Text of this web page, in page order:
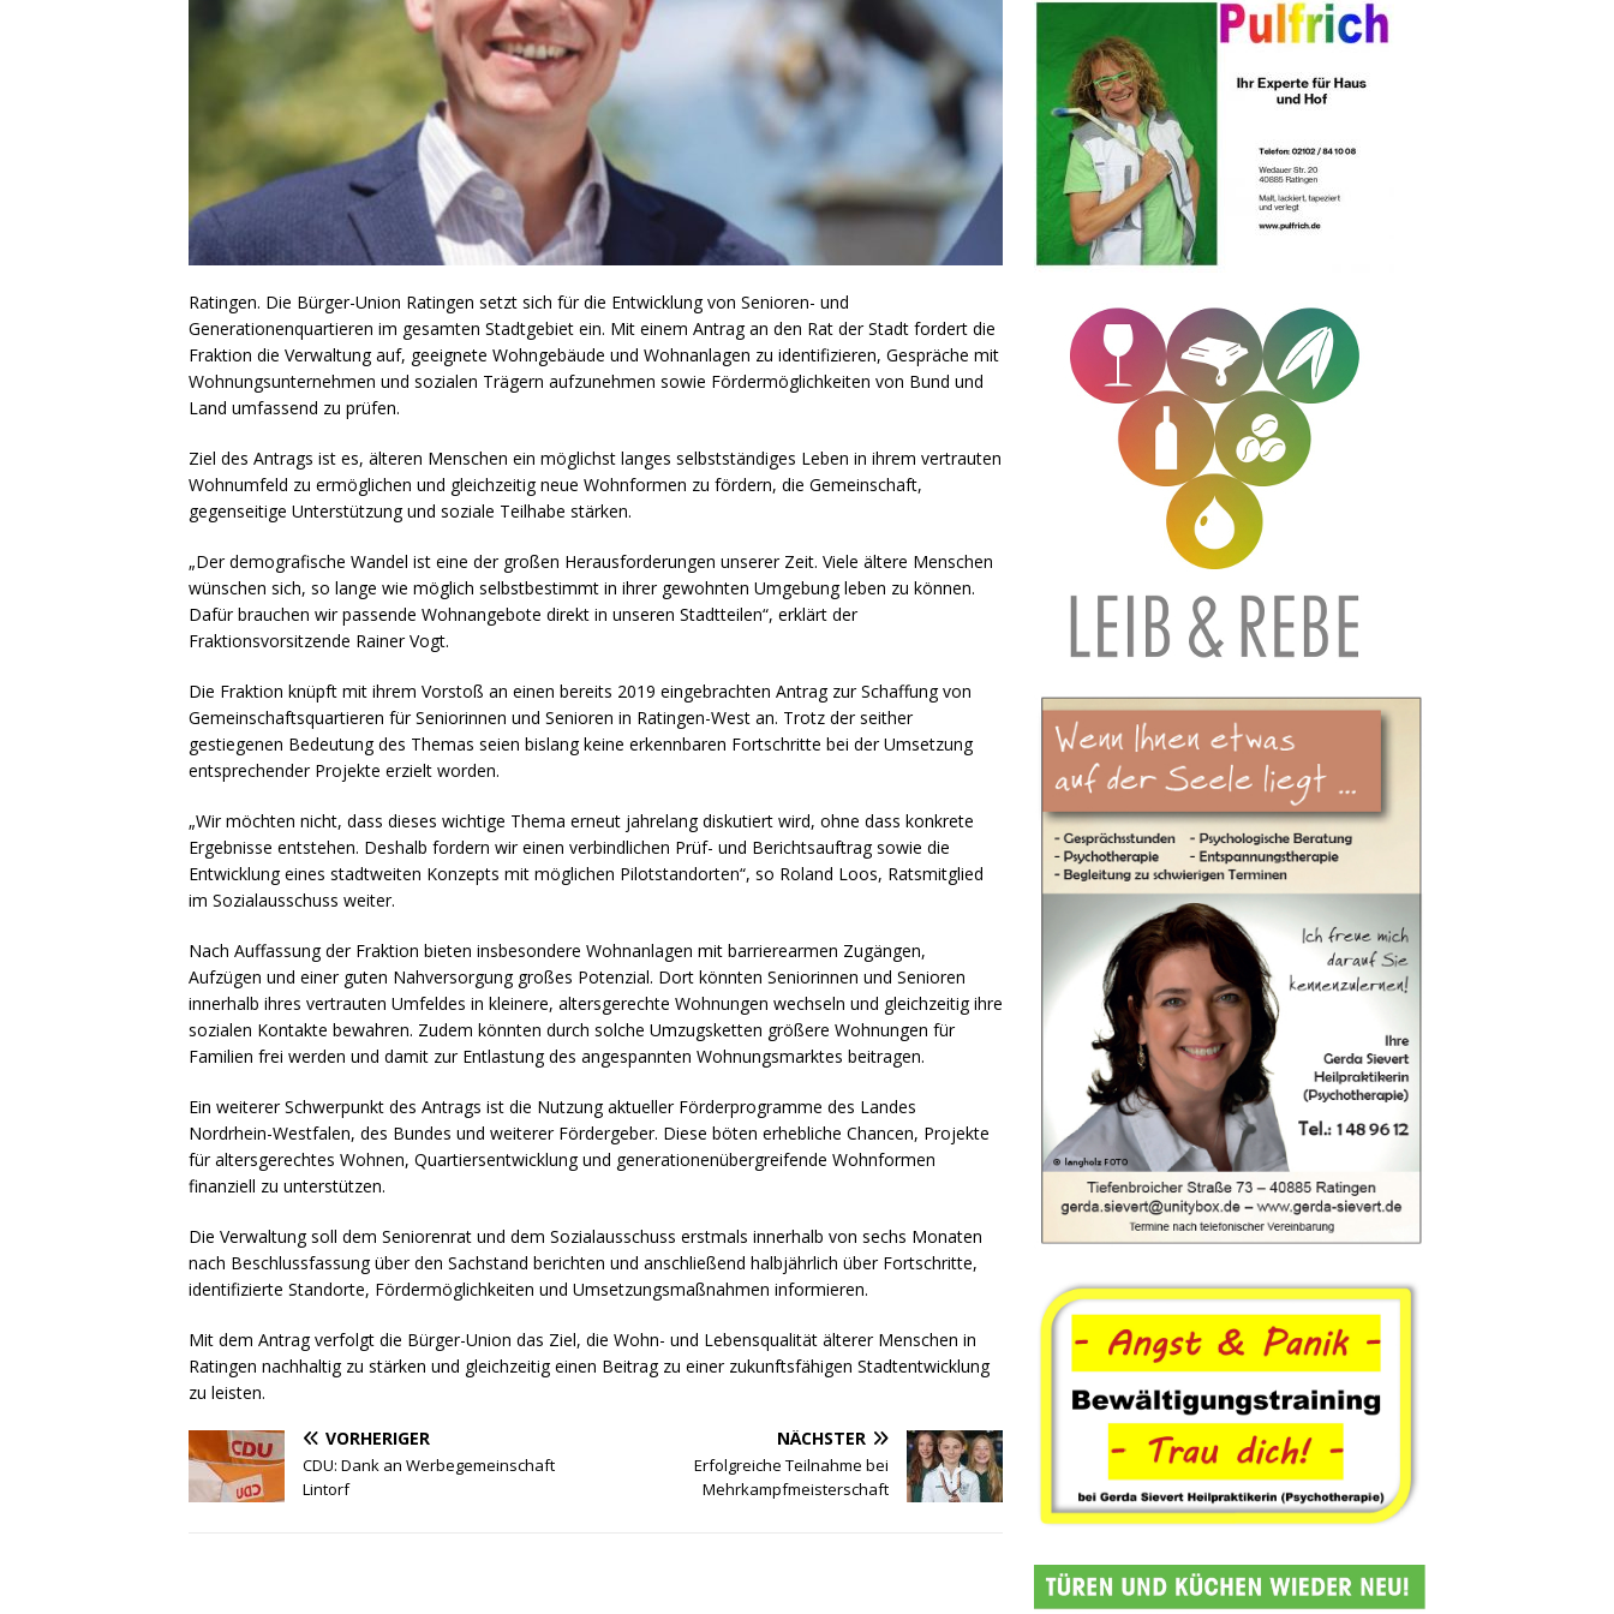
Ratingen. Die Bürger-Union Ratingen setzt sich für die Entwicklung von Senioren- und
Generationenquartieren im gesamten Stadtgebiet ein. Mit einem Antrag an den Rat der Stadt fordert die
Fraktion die Verwaltung auf, geeignete Wohngebäude und Wohnanlagen zu identifizieren, Gespräche mit
Wohnungsunternehmen und sozialen Trägern aufzunehmen sowie Fördermöglichkeiten von Bund und
Land umfassend zu prüfen.
Ziel des Antrags ist es, älteren Menschen ein möglichst langes selbstständiges Leben in ihrem vertrauten
Wohnumfeld zu ermöglichen und gleichzeitig neue Wohnformen zu fördern, die Gemeinschaft,
gegenseitige Unterstützung und soziale Teilhabe stärken.
„Der demografische Wandel ist eine der großen Herausforderungen unserer Zeit. Viele ältere Menschen
wünschen sich, so lange wie möglich selbstbestimmt in ihrer gewohnten Umgebung leben zu können.
Dafür brauchen wir passende Wohnangebote direkt in unseren Stadtteilen“, erklärt der
Fraktionsvorsitzende Rainer Vogt.
Die Fraktion knüpft mit ihrem Vorstoß an einen bereits 2019 eingebrachten Antrag zur Schaffung von
Gemeinschaftsquartieren für Seniorinnen und Senioren in Ratingen-West an. Trotz der seither
gestiegenen Bedeutung des Themas seien bislang keine erkennbaren Fortschritte bei der Umsetzung
entsprechender Projekte erzielt worden.
„Wir möchten nicht, dass dieses wichtige Thema erneut jahrelang diskutiert wird, ohne dass konkrete
Ergebnisse entstehen. Deshalb fordern wir einen verbindlichen Prüf- und Berichtsauftrag sowie die
Entwicklung eines stadtweiten Konzepts mit möglichen Pilotstandorten“, so Roland Loos, Ratsmitglied
im Sozialausschuss weiter.
Nach Auffassung der Fraktion bieten insbesondere Wohnanlagen mit barrierearmen Zugängen,
Aufzügen und einer guten Nahversorgung großes Potenzial. Dort könnten Seniorinnen und Senioren
innerhalb ihres vertrauten Umfeldes in kleinere, altersgerechte Wohnungen wechseln und gleichzeitig ihre
sozialen Kontakte bewahren. Zudem könnten durch solche Umzugsketten größere Wohnungen für
Familien frei werden und damit zur Entlastung des angespannten Wohnungsmarktes beitragen.
Ein weiterer Schwerpunkt des Antrags ist die Nutzung aktueller Förderprogramme des Landes
Nordrhein-Westfalen, des Bundes und weiterer Fördergeber. Diese böten erhebliche Chancen, Projekte
für altersgerechtes Wohnen, Quartiersentwicklung und generationenübergreifende Wohnformen
finanziell zu unterstützen.
Die Verwaltung soll dem Seniorenrat und dem Sozialausschuss erstmals innerhalb von sechs Monaten
nach Beschlussfassung über den Sachstand berichten und anschließend halbjährlich über Fortschritte,
identifizierte Standorte, Fördermöglichkeiten und Umsetzungsmaßnahmen informieren.
Mit dem Antrag verfolgt die Bürger-Union das Ziel, die Wohn- und Lebensqualität älterer Menschen in
Ratingen nachhaltig zu stärken und gleichzeitig einen Beitrag zu einer zukunftsfähigen Stadtentwicklung
zu leisten.
VORHERIGER
CDU: Dank an Werbegemeinschaft
Lintorf
NÄCHSTER
Erfolgreiche Teilnahme bei
Mehrkampfmeisterschaft